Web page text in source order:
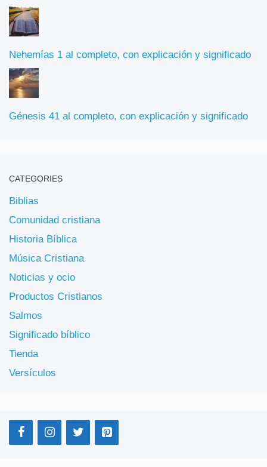
Nehemías 1 al completo, con explicación y significado
Génesis 41 al completo, con explicación y significado
CATEGORIES
Biblias
Comunidad cristiana
Historia Bíblica
Música Cristiana
Noticias y ocio
Productos Cristianos
Salmos
Significado bíblico
Tienda
Versículos